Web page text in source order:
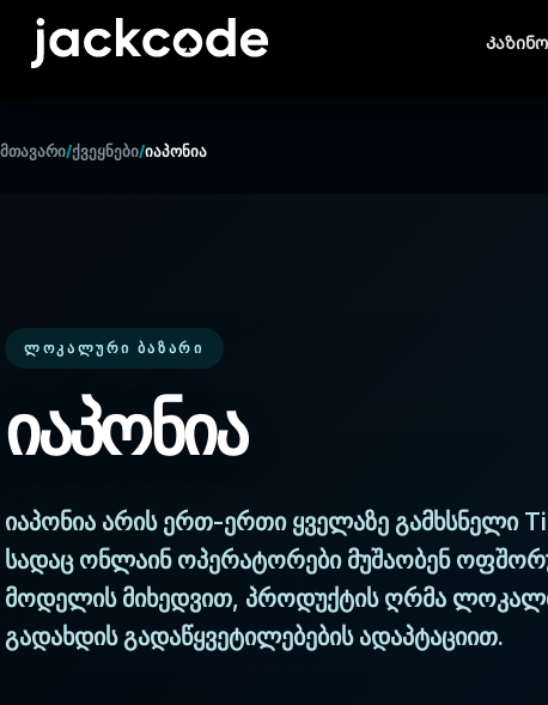
მთავარი/ქვეყნები/იაპონია
ᲚᲝᲙᲐᲚᲣᲠᲘ ᲑᲐᲖᲐᲠᲘ
იაპონია
იაპონია არის ერთ-ერთი ყველაზე გამხსნელი
სადაც ონლაინ ოპერატორები მუშაობენ
მოდელის მიხედვით, პროდუქტის ღრმა
გადახდის გადაწყვეტილებების ადაპტაციით.